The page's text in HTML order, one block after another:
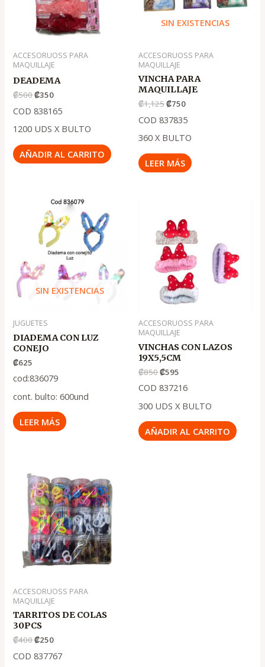
ACCESORUOSS PARA
MAQUILLAJE
DEADEMA
₡500₡350
COD 838165
1200 UDS X BULTO
AÑADIR AL CARRITO
SIN EXISTENCIAS
ACCESORUOSS PARA
MAQUILLAJE
VINCHA PARA
MAQUILLAJE
₡1,125₡750
COD 837835
360 X BULTO
LEER MÁS
SIN EXISTENCIAS
JUGUETES
DIADEMA CON LUZ
CONEJO
₡625
cod:836079
cont. bulto: 600und
LEER MÁS
ACCESORUOSS PARA
MAQUILLAJE
VINCHAS CON LAZOS
19X5,5CM
₡850
original
era:
.
₡850
₡595
actual
es:
.
₡595
COD 837216
300 UDS X BULTO
AÑADIR AL CARRITO
ACCESORUOSS PARA
MAQUILLAJE
TARRITOS DE COLAS
30PCS
₡400
precio
original
era:
.
₡400
₡250
precio
actual
es:
.
₡250
COD 837767